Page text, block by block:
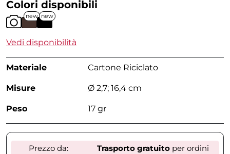
Colori disponibili
new new
Vedi disponibilità
Materiale Cartone Riciclato
Misure Ø 2,7; 16,4 cm
Peso 17 gr
Prezzo da:
Trasporto gratuitoper ordini